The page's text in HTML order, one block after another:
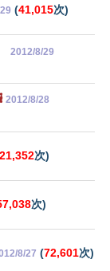
(41,015次)
2012/8/29
2012/8/28
次)
次)
8/27 (72,601次)